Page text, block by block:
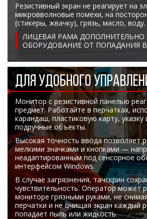
Резистивный экран не реагирует на
микровволновые помехи, на
(стикеры, жвачку), грязь, масло, воду.
ЛИЦЕВАЯ РАМА
ОБОРУДОВАНИЕ ОТ ПОПАДАНИЯ В
ДЛЯ УДОБНОГО
Монитор с резистивной панелью
предмет. Работайте в перчатках,
карандаш, пластиковую карту,
подручные объекты.
Высокая точность ввода позволяет
мелкими значками и кнопками —
неадаптированным под сенсорное
интерфейсом Windows.
В случае загрязнения, тачскрин
чувствительность. Оператор может
мониторе грязными руками, не
перчатки и не очищая экран каждый
попадает пыль или жидкость.